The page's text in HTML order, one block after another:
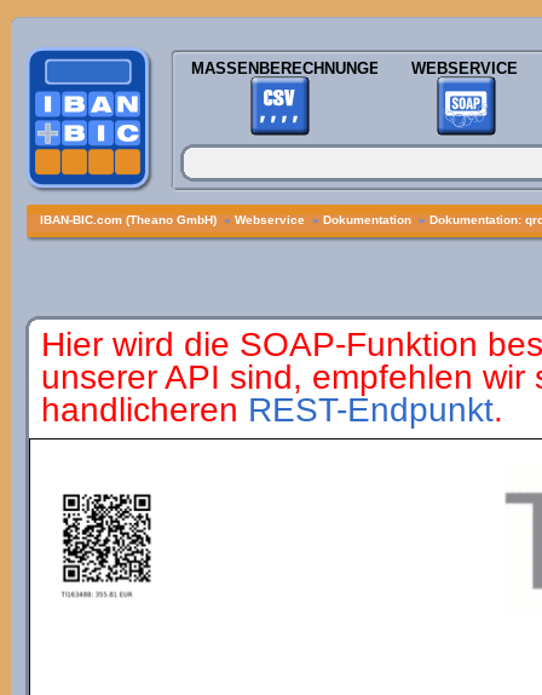
MASSENBERECHNUNGEN WEBSERVICE
IBAN-BIC.com (Theano GmbH) » Webservice » Dokumentation » Dokumentation:
Hier wird die SOAP-Funktion
unserer API sind, empfehlen
handlicheren REST-Endpunkt.